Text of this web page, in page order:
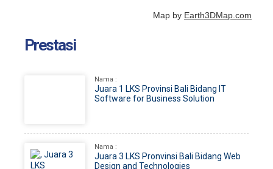
Map by Earth3DMap.com
Prestasi
Nama :
Juara 1 LKS Provinsi Bali Bidang IT
Software for Business Solution
Nama :
Juara 3 LKS Pronvinsi Bali Bidang Web
Design and Technologies